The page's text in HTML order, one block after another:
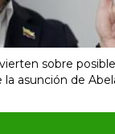
sobre
asunción de